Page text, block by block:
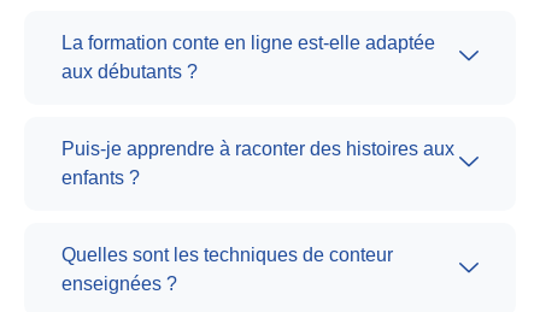
La formation conte en ligne est-elle adaptée
aux débutants ?
Puis-je apprendre à raconter des histoires aux
enfants ?
Quelles sont les techniques de conteur
enseignées ?